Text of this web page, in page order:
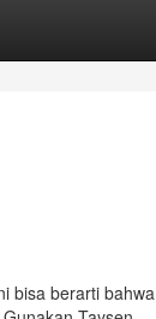
bisa berarti bahwa